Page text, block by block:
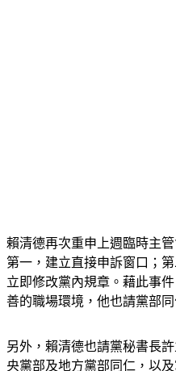
第一，建立直接申訴窗口；
立即修改黨內規章。藉此事
善的職場環境，他也請黨部同
央黨部及地方黨部同仁，以
同時間參加。